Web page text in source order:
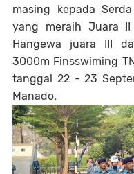
masing kepada
yang meraih Juara
Hangewa juara III
3000m Finsswiming
tanggal 22 - 23
Manado.